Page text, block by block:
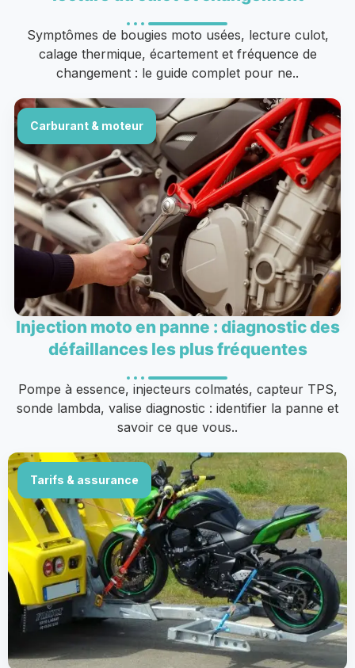
Symptômes de bougies moto usées, lecture culot,
calage thermique, écartement et fréquence de
changement : le guide complet pour ne..
Carburant & moteur
Injection moto en panne : diagnostic des
défaillances les plus fréquentes
Pompe à essence, injecteurs colmatés, capteur TPS,
sonde lambda, valise diagnostic : identifier la panne et
savoir ce que vous..
Tarifs & assurance